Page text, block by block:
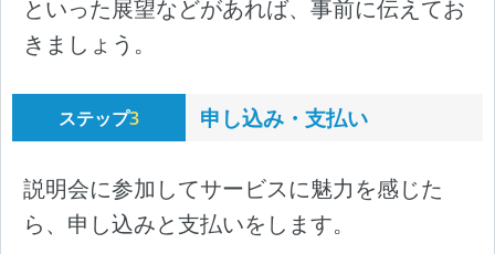
といった展望などがあれば、事前に伝えてお
きましょう。
ステップ3 申し込み・支払い
説明会に参加してサービスに魅力を感じた
ら、申し込みと支払いをします。